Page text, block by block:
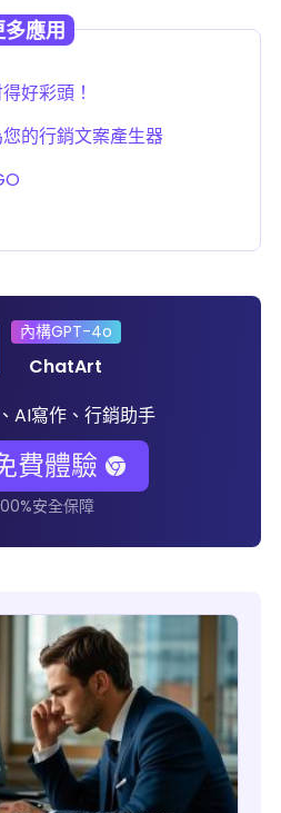
應用
好彩頭！
的行銷文案產生器
內構GPT-4o
ChatArt
AI寫作、行銷助手
費體驗